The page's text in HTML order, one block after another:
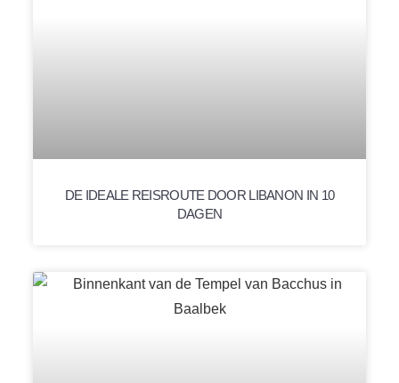
DE IDEALE REISROUTE DOOR LIBANON IN 10
DAGEN